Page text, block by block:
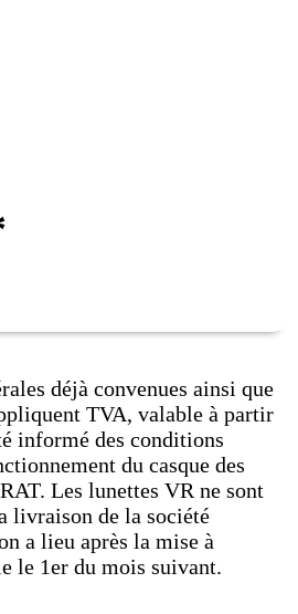
déjà convenues ainsi que
TVA, valable à partir
informé des conditions
du casque des
Les lunettes VR ne sont
livraison de la société
a lieu après la mise à
le 1er du mois suivant.